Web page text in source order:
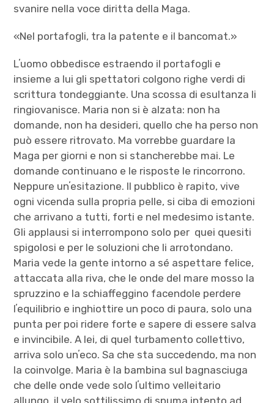
svanire nella voce diritta della Maga.
«Nel portafogli, tra la patente e il bancomat.»
Lʼuomo obbedisce estraendo il portafogli e
insieme a lui gli spettatori colgono righe verdi di
scrittura tondeggiante. Una scossa di esultanza li
ringiovanisce. Maria non si è alzata: non ha
domande, non ha desideri, quello che ha perso non
può essere ritrovato. Ma vorrebbe guardare la
Maga per giorni e non si stancherebbe mai. Le
domande continuano e le risposte le rincorrono.
Neppure unʼesitazione. Il pubblico è rapito, vive
ogni vicenda sulla propria pelle, si ciba di emozioni
che arrivano a tutti, forti e nel medesimo istante.
Gli applausi si interrompono solo per quei quesiti
spigolosi e per le soluzioni che li arrotondano.
Maria vede la gente intorno a sé aspettare felice,
attaccata alla riva, che le onde del mare mosso la
spruzzino e la schiaffeggino facendole perdere
lʼequilibrio e inghiottire un poco di paura, solo una
punta per poi ridere forte e sapere di essere salva
e invincibile. A lei, di quel turbamento collettivo,
arriva solo unʼeco. Sa che sta succedendo, ma non
la coinvolge. Maria è la bambina sul bagnasciuga
che delle onde vede solo lʼultimo velleitario
allungo, il velo sottilissimo di spuma intento ad